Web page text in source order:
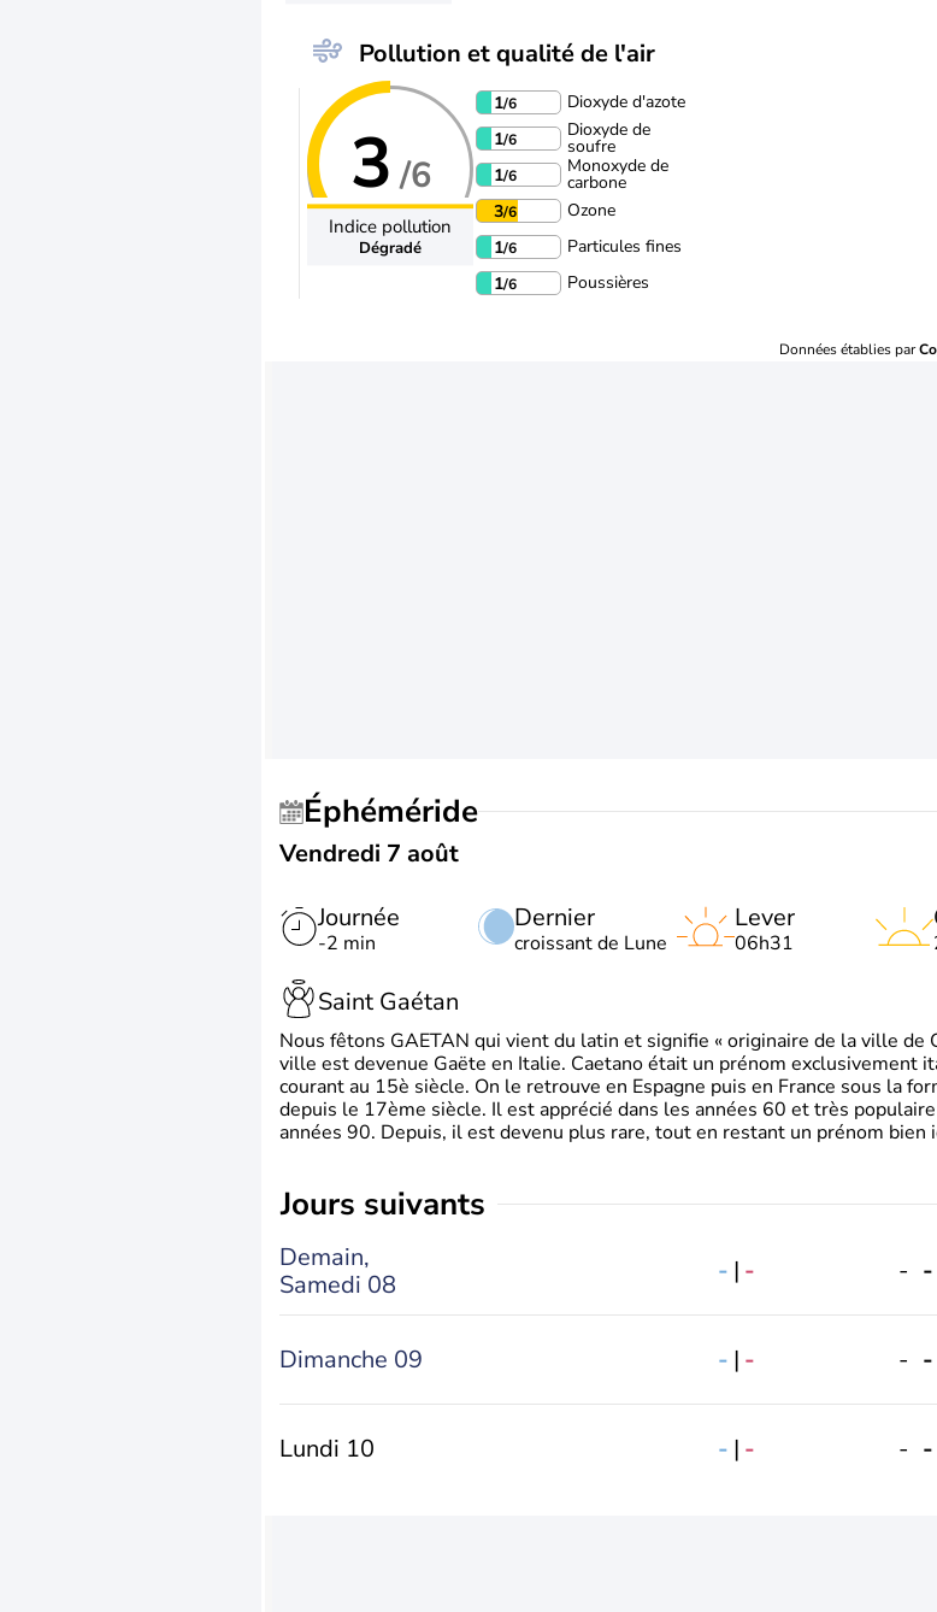
Pollution et qualité de l'air
3 /6
Indice pollution
Dégradé
1/6
Dioxyde d'azote
1/6 Dioxyde de
soufre
1/6 Monoxyde de
carbone
3/6
Ozone
1/6
Particules fines
1/6 Poussières
Données établies par
Éphéméride
Vendredi 7 août
Journée
-2 min
Dernier
croissant de Lune
Lever
06h31
Saint Gaétan
Nous fêtons GAETAN qui vient du latin et signifie « originaire de la ville de
ville est devenue Gaëte en Italie. Caetano était un prénom exclusivement
courant au 15è siècle. On le retrouve en Espagne puis en France sous la
depuis le 17ème siècle. Il est apprécié dans les années 60 et très
années 90. Depuis, il est devenu plus rare, tout en restant un prénom bien
jours suivants
Demain,
Samedi 08
- | - - -
Dimanche 09 - | - - -
Lundi 10 - | - - -